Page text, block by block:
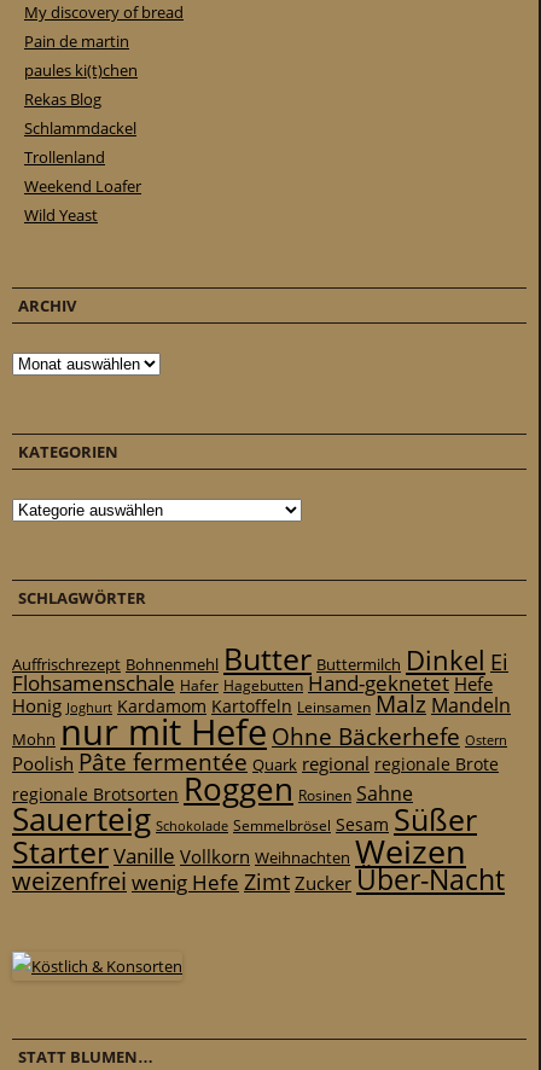
My discovery of bread
Pain de martin
paules ki(t)chen
Rekas Blog
Schlammdackel
Trollenland
Weekend Loafer
Wild Yeast
ARCHIV
Archiv
KATEGORIEN
Kategorien
SCHLAGWÖRTER
Auffrischrezept Bohnenmehl Butter Buttermilch Dinkel Ei
Flohsamenschale Hafer Hagebutten Hand-geknetet Hefe
Honig Joghurt Kardamom Kartoffeln Leinsamen Malz Mandeln
Mohn nur mit Hefe Ohne Bäckerhefe Ostern
Poolish Pâte fermentée Quark regional regionale Brote
regionale Brotsorten Roggen Rosinen Sahne
Sauerteig Schokolade Semmelbrösel Sesam Süßer
StarterVanille Vollkorn Weihnachten Weizen
weizenfrei wenig Hefe ZimtZuckerÜber-Nacht
STATT BLUMEN…